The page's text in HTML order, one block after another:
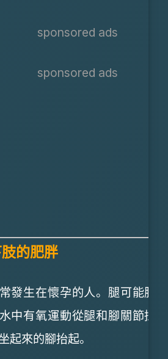
sponsored ads
sponsored ads
的肥胖
發生在懷孕的人。腿可能腫
中有氧運動從腿和腳關節採
起來的腳抬起。